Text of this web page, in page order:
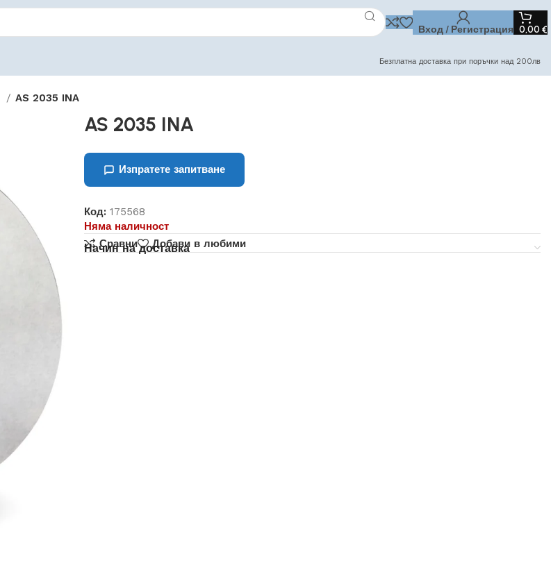
Вход / Регистрация 0,00 €
Безплатна доставка при поръчки над 200лв
AS 2035 INA
AS 2035 INA
Изпратете запитване
Код: 175568
Няма наличност
Сравни
Добави в любими
Начин на доставка